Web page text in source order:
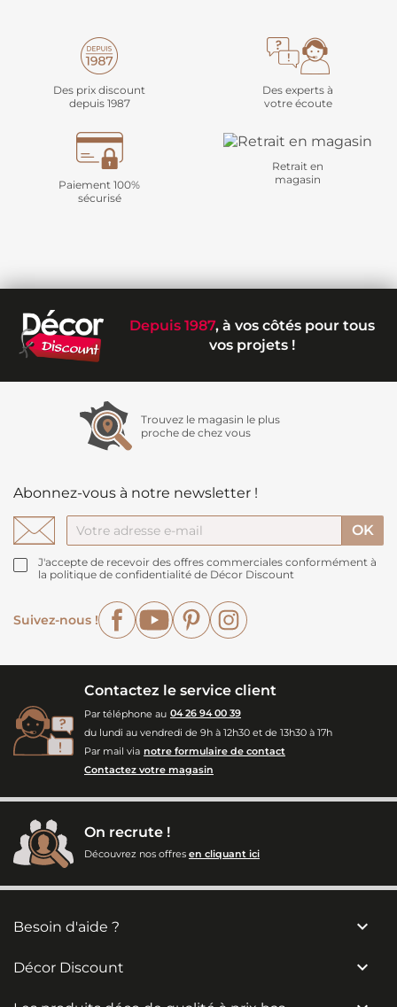
Des prix discount
depuis 1987
Des experts à
votre écoute
Paiement 100%
sécurisé
Retrait en
magasin
Depuis 1987, à vos côtés pour tous
vos projets !
Trouvez le magasin le plus
proche de chez vous
Abonnez-vous à notre newsletter !
J'accepte de recevoir des offres commerciales conformément à
la politique de confidentialité de Décor Discount
Suivez-nous !
FacebookYouTubePinterest
Contactez le service client
Par téléphone au 04 26 94 00 39
du lundi au vendredi de 9h à 12h30 et de 13h30 à 17h
Par mail via notre formulaire de contact
Contactez votre magasin
On recrute !
Découvrez nos offres en cliquant ici
Besoin d'aide ? 
Décor Discount 